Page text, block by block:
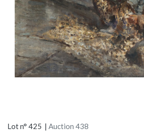
Lot n° 425 | Auction 438